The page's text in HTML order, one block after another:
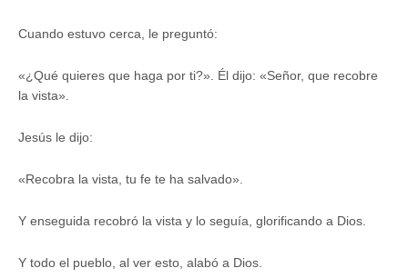
Cuando estuvo cerca, le preguntó:
«¿Qué quieres que haga por ti?». Él dijo: «Señor, que recobre
la vista».
Jesús le dijo:
«Recobra la vista, tu fe te ha salvado».
Y enseguida recobró la vista y lo seguía, glorificando a Dios.
Y todo el pueblo, al ver esto, alabó a Dios.